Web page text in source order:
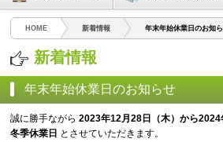
HOME 新着情報 年末年始休業日のお知
新着情報
年末年始休業日のお知らせ
誠に勝手ながら2023年12月28日（木）から2024
冬季休業日 とさせていただきます。